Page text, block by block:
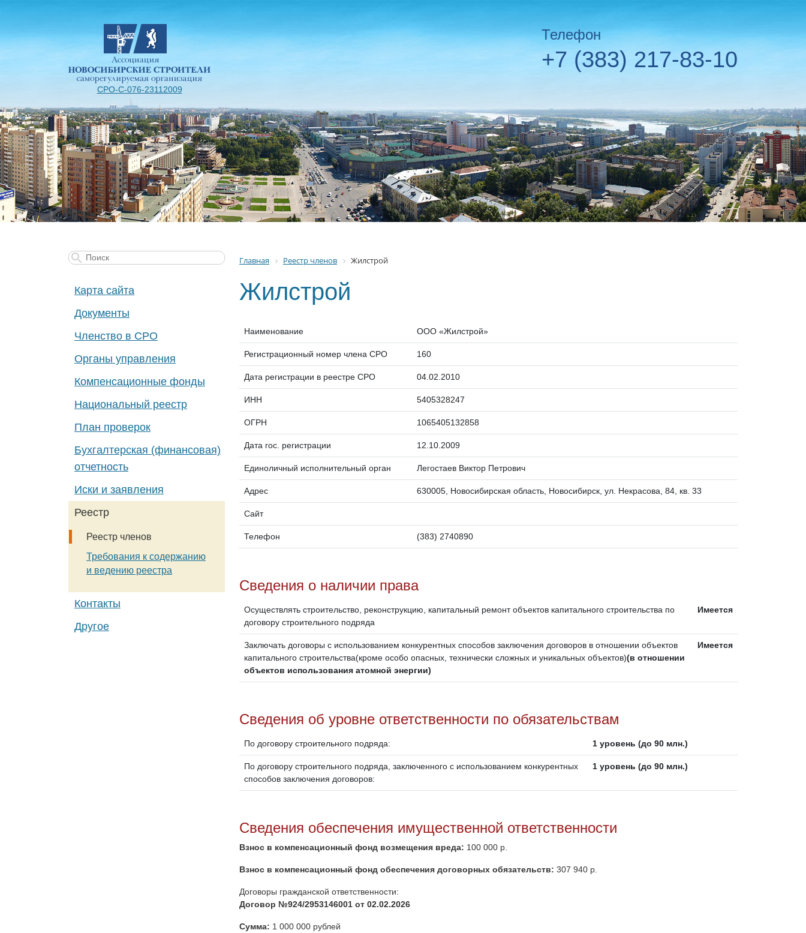
СРО-С-076-23112009
Телефон
+7 (383) 217-83-10
Карта сайта
Документы
Членство в СРО
Органы управления
Компенсационные фонды
Национальный реестр
План проверок
Бухгалтерская (финансовая)
отчетность
Иски и заявления
Реестр
Реестр членов
Требования к содержанию
и ведению реестра
Контакты
Другое
Главная Реестр членов Жилстрой
Жилстрой
Наименование ООО «Жилстрой»
Регистрационный номер члена СРО 160
Дата регистрации в реестре СРО 04.02.2010
ИНН 5405328247
ОГРН 1065405132858
Дата гос. регистрации 12.10.2009
Единоличный исполнительный орган Легостаев Виктор Петрович
Адрес 630005, Новосибирская область, Новосибирск, ул. Некрасова, 84, кв. 33
Сайт
Телефон (383) 2740890
Сведения о наличии права
Осуществлять строительство, реконструкцию, капитальный ремонт объектов капитального строительства по
договору строительного подряда
Имеется
Заключать договоры с использованием конкурентных способов заключения договоров в отношении объектов
капитального строительства(кроме особо опасных, технически сложных и уникальных объектов)(в отношении
объектов использования атомной энергии)
Имеется
Сведения об уровне ответственности по обязательствам
По договору строительного подряда: 1 уровень (до 90 млн.)
По договору строительного подряда, заключенного с использованием конкурентных
способов заключения договоров:
1 уровень (до 90 млн.)
Сведения обеспечения имущественной ответственности
Взнос в компенсационный фонд возмещения вреда: 100 000 р.
Взнос в компенсационный фонд обеспечения договорных обязательств: 307 940 р.
Договоры гражданской ответственности:
Договор №924/2953146001 от 02.02.2026
Сумма: 1 000 000 рублей